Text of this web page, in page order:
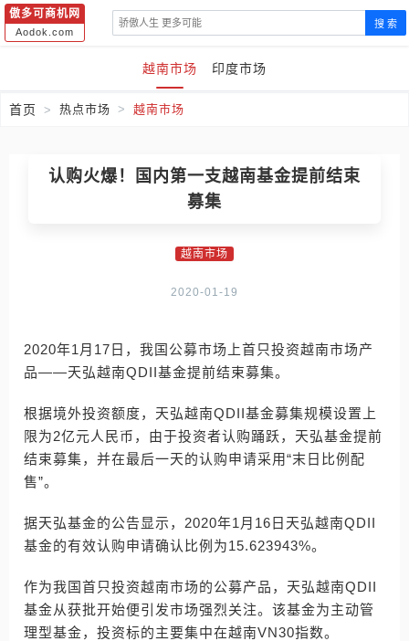
傲多可商机网
Aodok.com
搜 索
越南市场 印度市场
首页 热点市场 越南市场
认购火爆！国内第一支越南基金提前结束
募集
越南市场
2020-01-19
2020年1月17日，我国公募市场上首只投资越南市场产
品——天弘越南QDII基金提前结束募集。
根据境外投资额度，天弘越南QDII基金募集规模设置上
限为2亿元人民币，由于投资者认购踊跃，天弘基金提前
结束募集，并在最后一天的认购申请采用“末日比例配
售”。
据天弘基金的公告显示，2020年1月16日天弘越南QDII
基金的有效认购申请确认比例为15.623943%。
作为我国首只投资越南市场的公募产品，天弘越南QDII
基金从获批开始便引发市场强烈关注。该基金为主动管
理型基金，投资标的主要集中在越南VN30指数。